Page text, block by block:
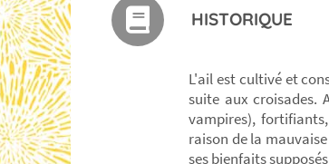
HISTORIQUE
L'ail est cultivé et
suite aux croisades.
vampires),
raison de la
ses bienfaits